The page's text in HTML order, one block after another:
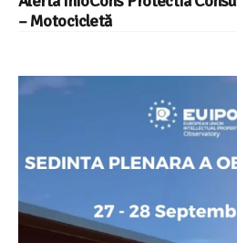
– Motocicletă